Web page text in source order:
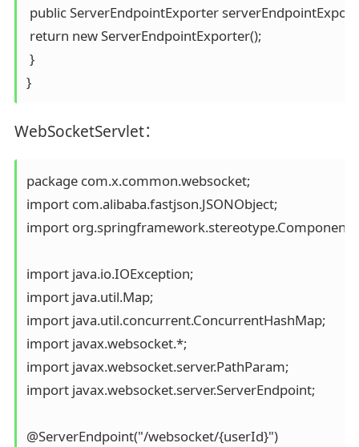
public ServerEndpointExporter
return new ServerEndpointExporter();
}
}
WebSocketServlet：
package com.x.common.websocket;
import com.alibaba.fastjson.JSONObject;
import org.springframework.stereotype.Component;
import java.io.IOException;
import java.util.Map;
import java.util.concurrent.ConcurrentHashMap;
import javax.websocket.*;
import javax.websocket.server.PathParam;
import javax.websocket.server.ServerEndpoint;
@ServerEndpoint("/websocket/{userId}")